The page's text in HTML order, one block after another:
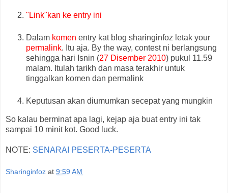
"Link"kan ke entry ini
Dalam komen entry kat blog sharinginfoz letak your
permalink. Itu aja. By the way, contest ni berlangsung
sehingga hari Isnin (27 Disember 2010) pukul 11.59
malam. Itulah tarikh dan masa terakhir untuk
tinggalkan komen dan permalink
Keputusan akan diumumkan secepat yang mungkin
So kalau berminat apa lagi, kejap aja buat entry ini tak
sampai 10 minit kot. Good luck.
NOTE: SENARAI PESERTA-PESERTA
Sharinginfoz at 9:59 AM